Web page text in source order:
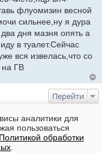
флуомизин весной
сильнее,ну я дура
дня мазня опять а
в туалет.Сейчас
вся извелась,что со
на ГВ
Перейти
Часовой пояс: GMT + 7
аналитики для
пользоваться
Политикой обработки